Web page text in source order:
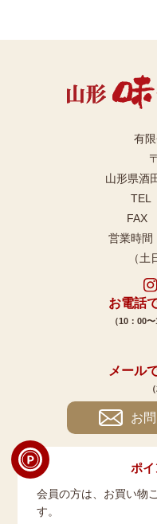
有
山形県酒
TEL
FAX
営業時
（土
お電話
（10：00
メール
お
ポイ
会員の方は、お買い物
す。